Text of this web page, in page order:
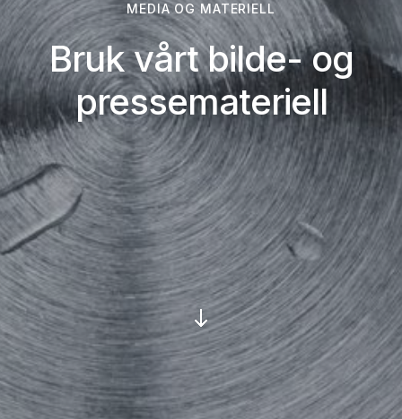
MEDIA OG MATERIELL
Bruk vårt bilde- og
pressemateriell